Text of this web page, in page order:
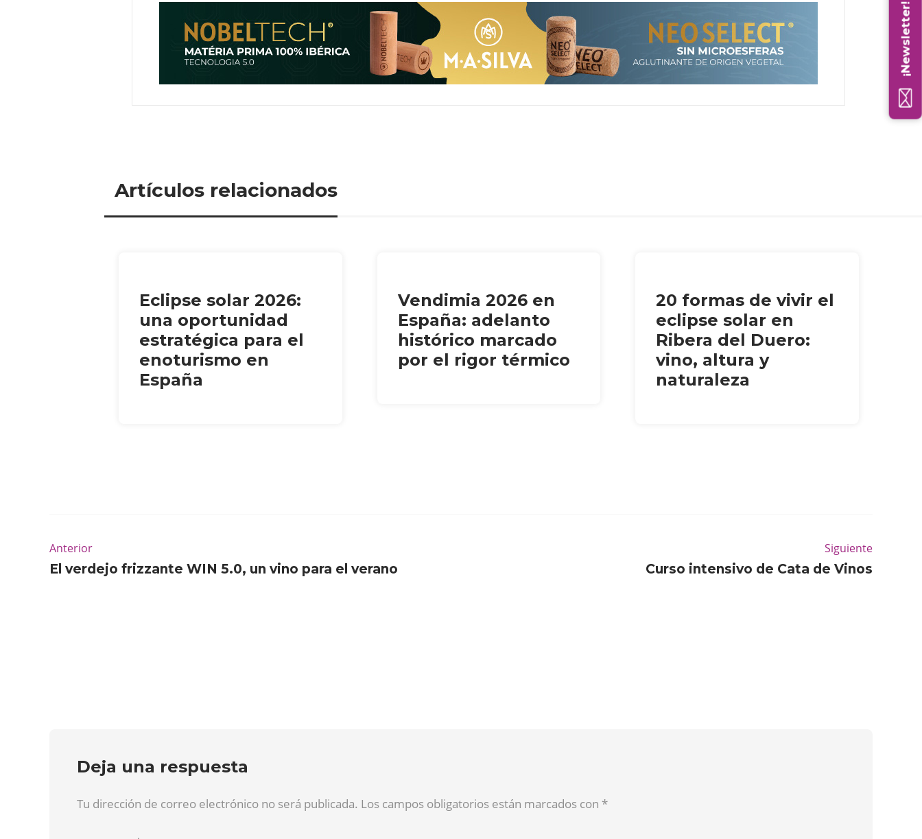
Artículos relacionados
Eclipse solar 2026:
una oportunidad
estratégica para el
enoturismo en
España
Vendimia 2026 en
España: adelanto
histórico marcado
por el rigor térmico
20 formas de vivir el
eclipse solar en
Ribera del Duero:
vino, altura y
naturaleza
Anterior
El verdejo frizzante WIN 5.0, un vino para el verano
Siguiente
Curso intensivo de Cata de Vinos
Deja una respuesta
Tu dirección de correo electrónico no será publicada. Los campos obligatorios están marcados con *
¡Newsletter!